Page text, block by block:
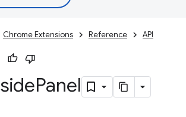
Chrome Extensions Reference API
sidePanel